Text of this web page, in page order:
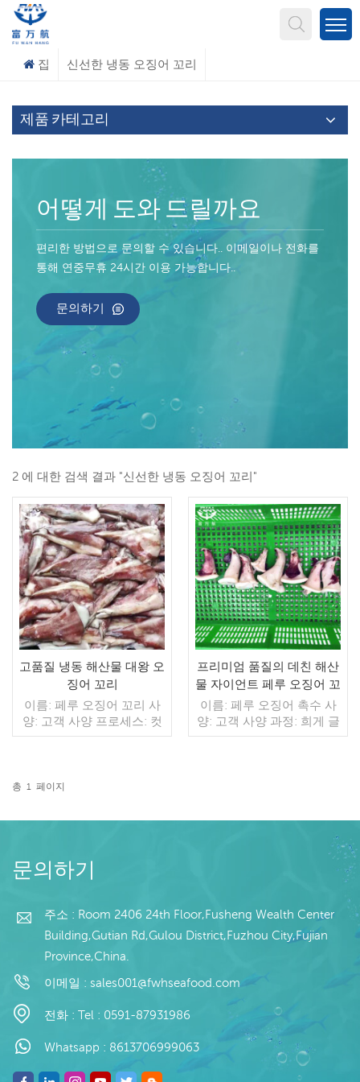
집 신선한 냉동 오징어 꼬리
제품 카테고리
어떻게 도와 드릴까요
편리한 방법으로 문의할 수 있습니다.. 이메일이나 전화를
통해 연중무휴 24시간 이용 가능합니다..
문의하기
2 에 대한 검색 결과 "신선한 냉동 오징어 꼬리"
고품질 냉동 해산물 대왕 오
징어 꼬리
이름: 페루 오징어 꼬리 사
양: 고객 사양 프로세스: 컷
유약: BQF 40%(맞춤형) 포
매/수출 min. 주문: 20피트
너 지불: 보자마자 TT / С확
원산지: 중국 브랜드: 푸 왕
행
프리미엄 품질의 데친 해산
물 자이언트 페루 오징어 꼬
리
이름: 페루 오징어 촉수 사
양: 고객 사양 과정: 희게 글
레이징: IQF 40%(맞춤형)
너 지불: 보자마자 TT / С확
인된 취소 불가능한 LC 배
송: 입금 확인 후 20일 이내
총 1 페이지
문의하기
주소 : Room 2406 24th Floor,Fusheng Wealth Center
Building,Gutian Rd,Gulou District,Fuzhou City,Fujian
Province,China.
이메일 : sales001@fwhseafood.com
전화 : Tel : 0591-87931986
Whatsapp : 8613706999063